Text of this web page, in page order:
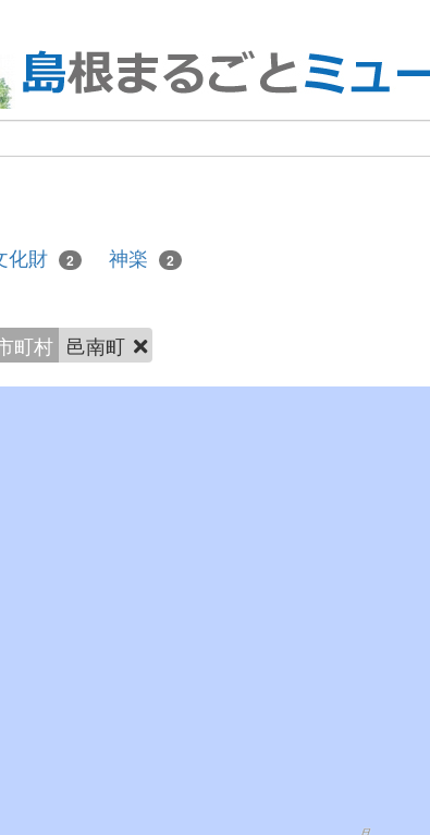
化財 2 神楽 2
町村 邑南町